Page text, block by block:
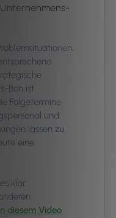
Bon ist
Folgetermine
und
lassen zu
eine
klar,
diesem Video